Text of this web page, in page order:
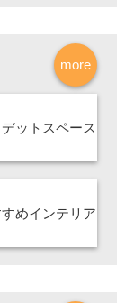
more
ットスペース
めインテリア